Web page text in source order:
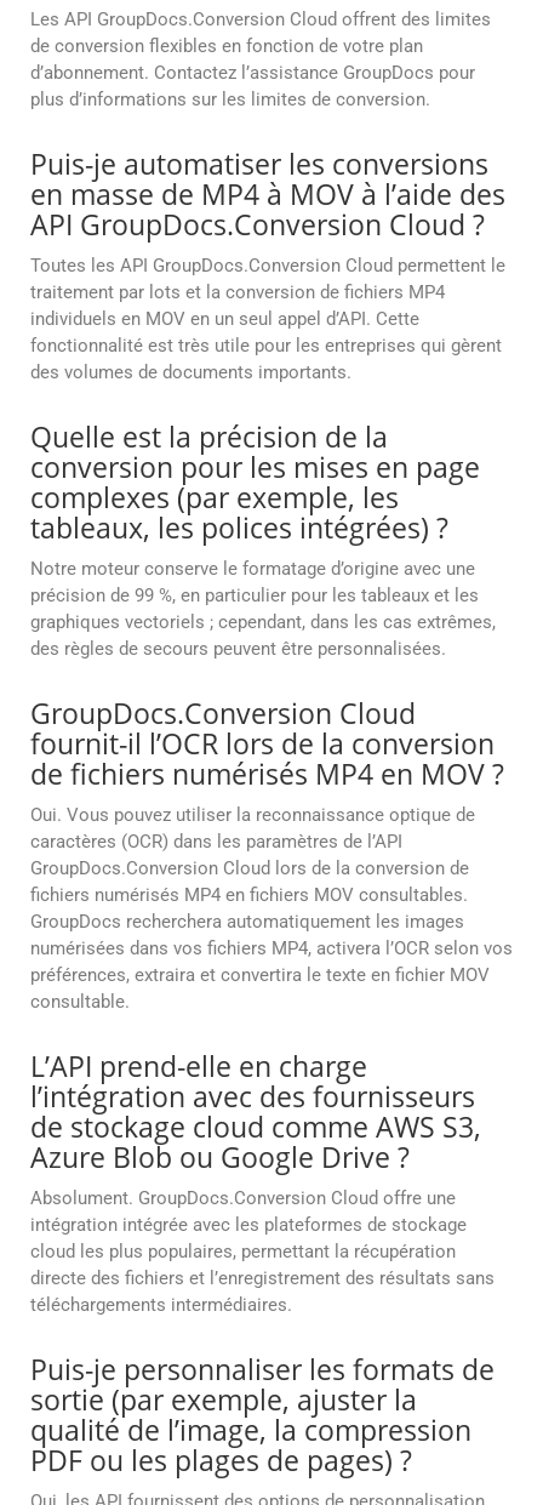
Les API GroupDocs.Conversion Cloud offrent des limites
de conversion flexibles en fonction de votre plan
d’abonnement. Contactez l’assistance GroupDocs pour
plus d’informations sur les limites de conversion.
Puis-je automatiser les conversions
en masse de MP4 à MOV à l’aide des
API GroupDocs.Conversion Cloud ?
Toutes les API GroupDocs.Conversion Cloud permettent le
traitement par lots et la conversion de fichiers MP4
individuels en MOV en un seul appel d’API. Cette
fonctionnalité est très utile pour les entreprises qui gèrent
des volumes de documents importants.
Quelle est la précision de la
conversion pour les mises en page
complexes (par exemple, les
tableaux, les polices intégrées) ?
Notre moteur conserve le formatage d’origine avec une
précision de 99 %, en particulier pour les tableaux et les
graphiques vectoriels ; cependant, dans les cas extrêmes,
des règles de secours peuvent être personnalisées.
GroupDocs.Conversion Cloud
fournit-il l’OCR lors de la conversion
de fichiers numérisés MP4 en MOV ?
Oui. Vous pouvez utiliser la reconnaissance optique de
caractères (OCR) dans les paramètres de l’API
GroupDocs.Conversion Cloud lors de la conversion de
fichiers numérisés MP4 en fichiers MOV consultables.
GroupDocs recherchera automatiquement les images
numérisées dans vos fichiers MP4, activera l’OCR selon vos
préférences, extraira et convertira le texte en fichier MOV
consultable.
L’API prend-elle en charge
l’intégration avec des fournisseurs
de stockage cloud comme AWS S3,
Azure Blob ou Google Drive ?
Absolument. GroupDocs.Conversion Cloud offre une
intégration intégrée avec les plateformes de stockage
cloud les plus populaires, permettant la récupération
directe des fichiers et l’enregistrement des résultats sans
téléchargements intermédiaires.
Puis-je personnaliser les formats de
sortie (par exemple, ajuster la
qualité de l’image, la compression
PDF ou les plages de pages) ?